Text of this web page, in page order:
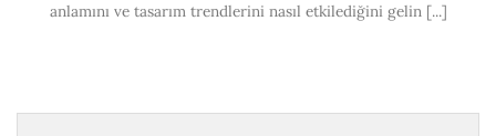
anlamını ve tasarım trendlerini nasıl etkilediğini gelin [...]